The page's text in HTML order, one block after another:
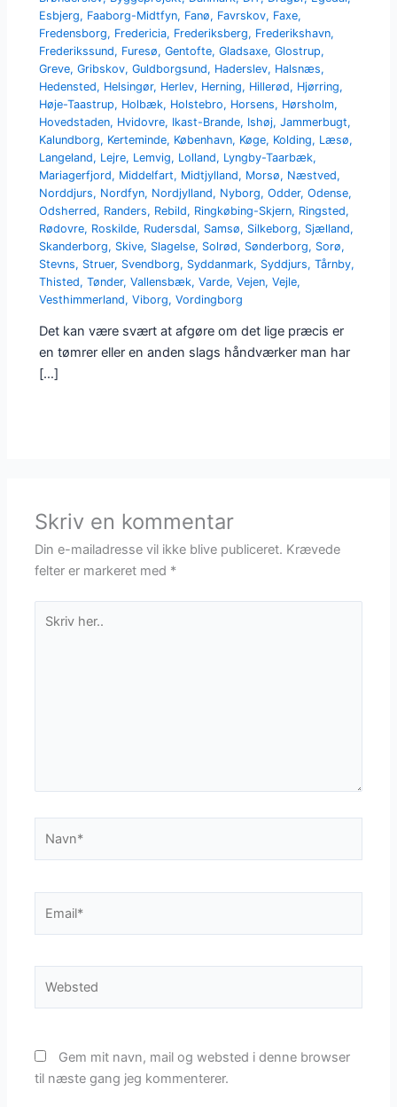
Esbjerg, Faaborg-Midtfyn, Fanø, Favrskov, Faxe,
Fredensborg, Fredericia, Frederiksberg, Frederikshavn,
Frederikssund, Furesø,Gentofte,Gladsaxe,Glostrup,
Greve,Gribskov,Guldborgsund, Haderslev, Halsnæs,
Hedensted, Helsingør, Herlev, Herning, Hillerød, Hjørring,
Høje-Taastrup, Holbæk, Holstebro, Horsens, Hørsholm,
Hovedstaden, Hvidovre, Ikast-Brande, Ishøj,Jammerbugt,
Kalundborg, Kerteminde, København, Køge, Kolding, Læsø,
Langeland, Lejre, Lemvig, Lolland, Lyngby-Taarbæk,
Mariagerfjord, Middelfart, Midtjylland, Morsø, Næstved,
Norddjurs, Nordfyn, Nordjylland, Nyborg,Odder,Odense,
Odsherred, Randers, Rebild, Ringkøbing-Skjern, Ringsted,
Rødovre, Roskilde, Rudersdal, Samsø, Silkeborg, Sjælland,
Skanderborg, Skive, Slagelse, Solrød, Sønderborg, Sorø,
Stevns, Struer, Svendborg, Syddanmark, Syddjurs,Tårnby,
Thisted,Tønder,Vallensbæk,Varde,Vejen,Vejle,
Vesthimmerland,Viborg,Vordingborg
Det kan være svært at afgøre om det lige præcis er
en tømrer eller en anden slags håndværker man har
[…]
Skriv en kommentar
Din e-mailadresse vil ikke blive publiceret. Krævede
felter er markeret med *
Gem mit navn, mail og websted i denne browser
til næste gang jeg kommenterer.